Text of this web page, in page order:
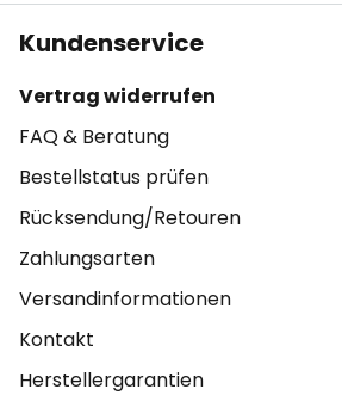
Kundenservice
Vertrag widerrufen
FAQ & Beratung
Bestellstatus prüfen
Rücksendung/Retouren
Zahlungsarten
Versandinformationen
Kontakt
Herstellergarantien